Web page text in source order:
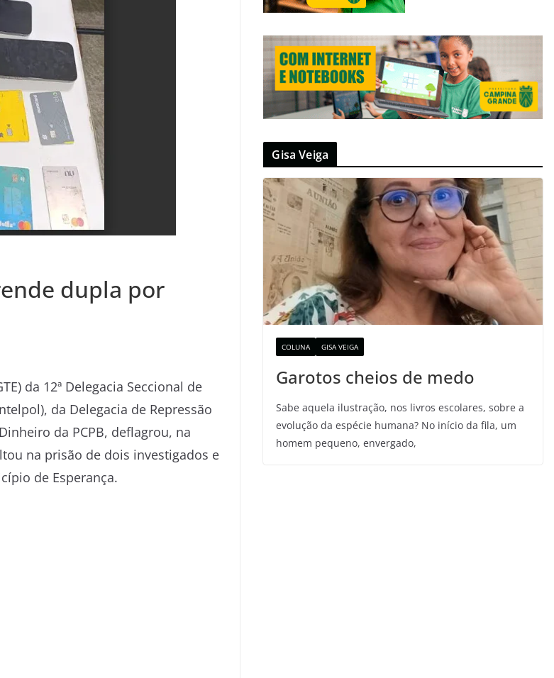
dupla por
da 12ª Delegacia Seccional de
da Delegacia de Repressão
da PCPB, deflagrou, na
na prisão de dois investigados e
de Esperança.
Gisa Veiga
COLUNA GISA VEIGA
Garotos cheios de medo
Sabe aquela ilustração, nos livros escolares, sobre a
evolução da espécie humana? No início da fila, um
homem pequeno, envergado,